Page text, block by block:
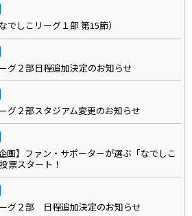
しこリーグ１部 第15節）
グ２部日程追加決定のお知らせ
グ２部スタジアム変更のお知らせ
画】ファン・サポーターが選ぶ「なでしこ
票スタート！
グ２部 日程追加決定のお知らせ